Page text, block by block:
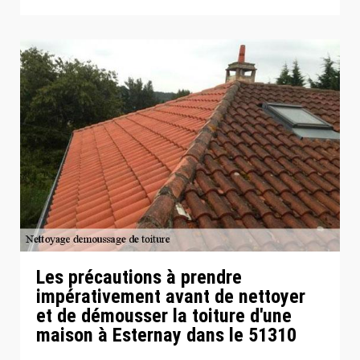
Les précautions à prendre
impérativement avant de nettoyer
et de démousser la toiture d'une
maison à Esternay dans le 51310